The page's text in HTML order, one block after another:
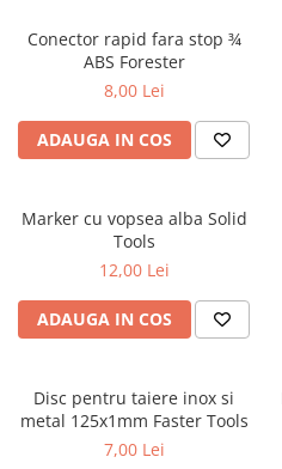
metal
Discuri smirghel cu velcro
Taiere umeda si uscata
Distantieri nivelare si fixare
Distantieri pentru nivelare
Echipamente pentru protectie
Alte echipamente de protectie
Articole curatenie
Folie pentru protectie mobila
Manusi pentru protectie
Conector rapid fara stop ¾
ABS Forester
8,00 Lei
ADAUGA IN COS
Marker cu vopsea alba Solid
Tools
12,00 Lei
ADAUGA IN COS
Disc pentru taiere inox si
metal 125x1mm Faster Tools
7,00 Lei